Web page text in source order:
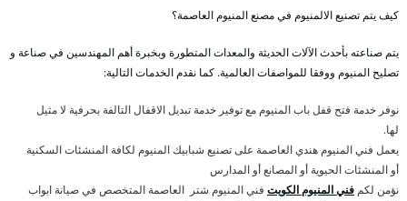
كيف يتم تصنيع الالمنيوم في مصنع المنيوم العاصمة؟
يتم صناعته بأحدث الآلات الحديثة والمعدات المتطورة وبخبرة أهم المهندسين في صناعة و
تصليح المنيوم ووفقا للمواصفات العالمية. كما نقدم الخدمات التالية:
نوفر خدمة فتح قفل باب المنيوم مع توفير خدمة تبديل الاقفال التالفة بحرفية لا مثيل
لها.
يعمل فني المنيوم هندي العاصمة على تصنيع شبابيك المنيوم لكافة المنشئات السكنية
أو المنشئات الحيوية أو المصانع أو المدارس
نؤمن لكم فني المنيوم الكويت فني المنيوم شتر العاصمة المتخصص في صيانة ابواب